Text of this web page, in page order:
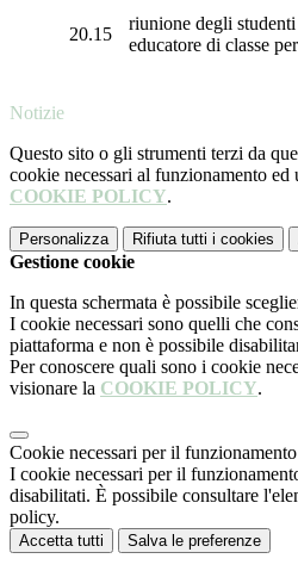
20.15
riunione degli
educatore di classe
Notizie
Questo sito o gli strumenti terzi da
cookie necessari al funzionamento
COOKIE POLICY.
Personalizza Rifiuta tutti i cookies
Gestione cookie
In questa schermata è possibile
I cookie necessari sono quelli che
piattaforma e non è possibile
Per conoscere quali sono i cookie
visionare la COOKIE POLICY.
Cookie necessari per il funzionamento
I cookie necessari per il
disabilitati. È possibile consultare
policy.
Accetta tutti Salva le preferenze